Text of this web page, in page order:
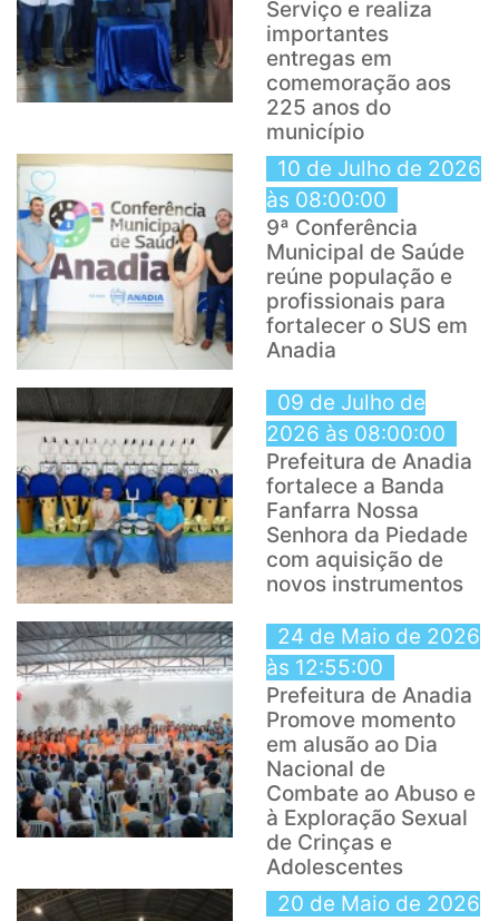
Serviço e realiza
importantes
entregas em
comemoração aos
225 anos do
município
10 de Julho de 2026
às 08:00:00
9ª Conferência
Municipal de Saúde
reúne população e
profissionais para
fortalecer o SUS em
Anadia
09 de Julho de
2026 às 08:00:00
Prefeitura de Anadia
fortalece a Banda
Fanfarra Nossa
Senhora da Piedade
com aquisição de
novos instrumentos
24 de Maio de 2026
às 12:55:00
Prefeitura de Anadia
Promove momento
em alusão ao Dia
Nacional de
Combate ao Abuso e
à Exploração Sexual
de Crinças e
Adolescentes
20 de Maio de 2026